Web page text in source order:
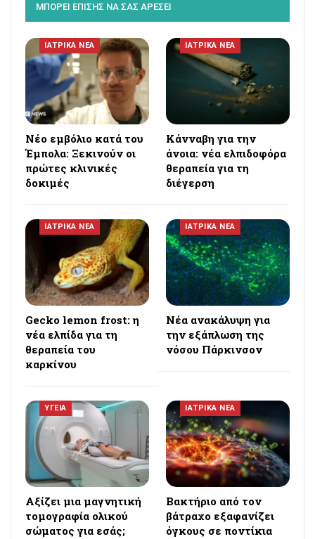
ΜΠΟΡΕΙ ΕΠΙΣΗΣ ΝΑ ΣΑΣ ΑΡΕΣΕΙ
ΙΑΤΡΙΚΑ ΝΕΑ
Νέο εμβόλιο κατά του
Έμπολα: Ξεκινούν οι
πρώτες κλινικές
δοκιμές
ΙΑΤΡΙΚΑ ΝΕΑ
Κάνναβη για την
άνοια: νέα ελπιδοφόρα
θεραπεία για τη
διέγερση
ΙΑΤΡΙΚΑ ΝΕΑ
Gecko lemon frost: η
νέα ελπίδα για τη
θεραπεία του
καρκίνου
ΙΑΤΡΙΚΑ ΝΕΑ
Νέα ανακάλυψη για
την εξάπλωση της
νόσου Πάρκινσον
ΥΓΕΙΑ
Αξίζει μια μαγνητική
τομογραφία ολικού
σώματος για εσάς;
ΙΑΤΡΙΚΑ ΝΕΑ
Βακτήριο από τον
βάτραχο εξαφανίζει
όγκους σε ποντίκια